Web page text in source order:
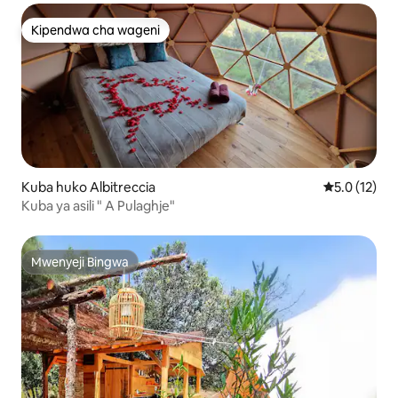
Kipendwa cha wageni
Kipendwa cha wageni
Kuba huko Albitreccia Ukadiriaji
5.0 (12)
Kuba ya asili " A Pulaghje"
Mwenyeji Bingwa
Mwenyeji Bingwa